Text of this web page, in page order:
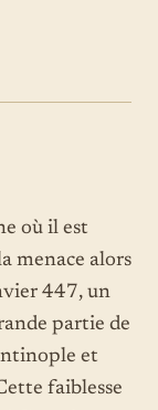
où il est
menace alors
447, un
partie de
et
faiblesse